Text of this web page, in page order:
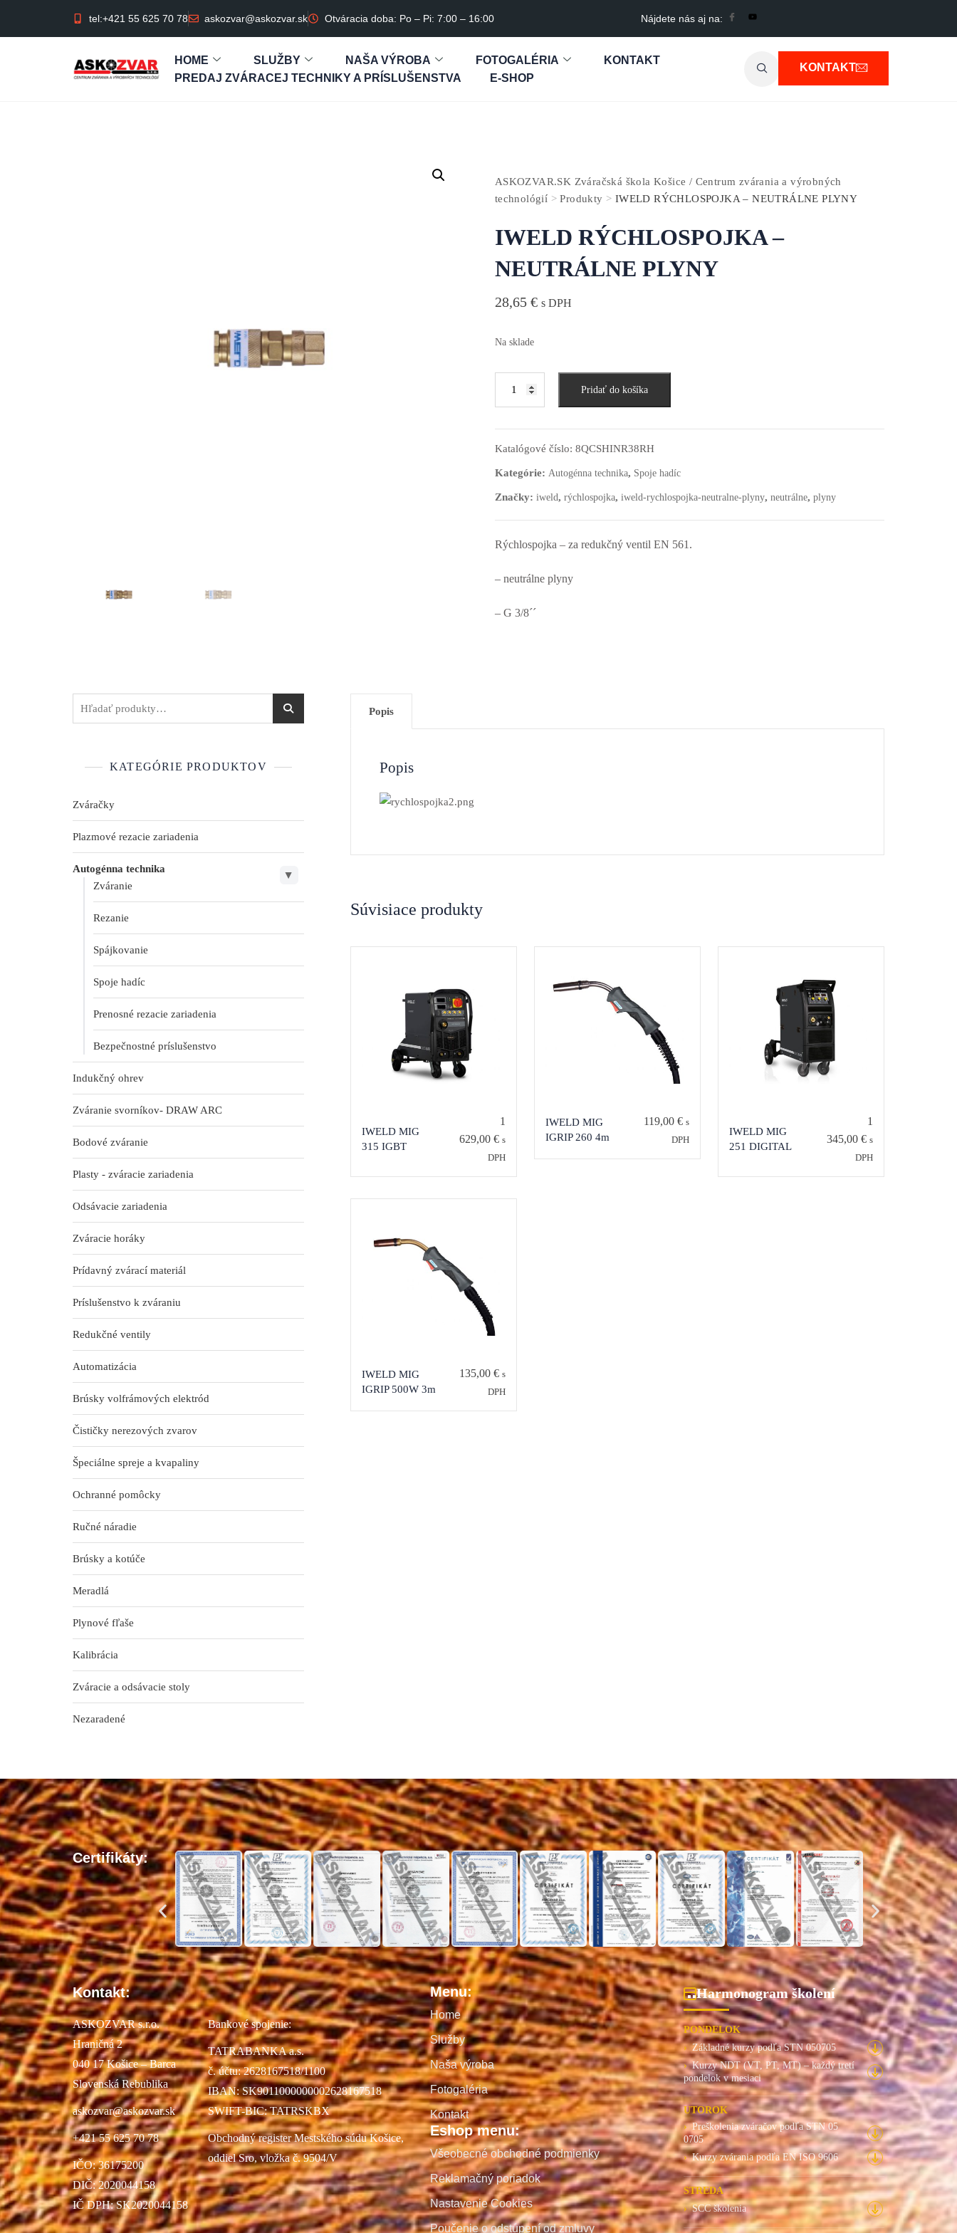
tel:+421 55 625 70 78 askozvar@askozvar.sk Otváracia doba: Po – Pi: 7:00 – 16:00 Nájdete nás aj na:
HOME SLUŽBY NAŠA VÝROBA FOTOGALÉRIA
KONTAKT
PREDAJ ZVÁRACEJ TECHNIKY A PRÍSLUŠENSTVA
E-SHOP
KONTAKT
ASKOZVAR.SK Zváračská škola Košice / Centrum zvárania a výrobných
technológií >Produkty > IWELD RÝCHLOSPOJKA – NEUTRÁLNE PLYNY
IWELD RÝCHLOSPOJKA –
NEUTRÁLNE PLYNY
28,65 € s DPH
Na sklade
Pridať do košíka
Katalógové číslo: 8QCSHINR38RH
Kategórie: Autogénna technika, Spoje hadíc
Značky: iweld, rýchlospojka, iweld-rychlospojka-neutralne-plyny, neutrálne, plyny
Rýchlospojka – za redukčný ventil EN 561.
– neutrálne plyny
– G 3/8´´
KATEGÓRIE PRODUKTOV
Zváračky
Plazmové rezacie zariadenia
▶
Autogénna technika
Zváranie
Rezanie
Spájkovanie
Spoje hadíc
Prenosné rezacie zariadenia
Bezpečnostné príslušenstvo
Indukčný ohrev
Zváranie svorníkov- DRAW ARC
Bodové zváranie
Plasty - zváracie zariadenia
Odsávacie zariadenia
Zváracie horáky
Prídavný zvárací materiál
Príslušenstvo k zváraniu
Redukčné ventily
Automatizácia
Brúsky volfrámových elektród
Čističky nerezových zvarov
Špeciálne spreje a kvapaliny
Ochranné pomôcky
Ručné náradie
Brúsky a kotúče
Meradlá
Plynové fľaše
Kalibrácia
Zváracie a odsávacie stoly
Nezaradené
Popis
Popis
Súvisiace produkty
IWELD MIG
315 IGBT
1
629,00 € s
DPH
IWELD MIG
IGRIP 260 4m
119,00 € s
DPH
IWELD MIG
251 DIGITAL
1
345,00 € s
DPH
IWELD MIG
IGRIP 500W 3m
135,00 € s
DPH
Certifikáty:
Kontakt:
ASKOZVAR s.r.o.
Hraničná 2
040 17 Košice – Barca
Slovenská Rebublika
askozvar@askozvar.sk
+421 55 625 70 78
IČO: 36175200
DIČ: 2020044158
IČ DPH: SK2020044158
Bankové spojenie:
TATRABANKA a.s.
č. účtu: 2628167518/1100
IBAN: SK9011000000002628167518
SWIFT-BIC: TATRSKBX
Obchodný register Mestského súdu Košice,
oddiel Sro, vložka č. 9504/V
Menu:
Home
Služby
Naša výroba
Fotogaléria
Kontakt
Eshop menu:
Všeobecné obchodné podmienky
Reklamačný poriadok
Nastavenie Cookies
Poučenie o odstúpení od zmluvy
Harmonogram školení
PONDELOK
Základné kurzy podľa STN 050705
Kurzy NDT (VT, PT, MT) – každý tretí
pondelok v mesiaci
UTOROK
Preškolenia zváračov podľa STN 05
0705
Kurzy zvárania podľa EN ISO 9606
STREDA
SCC školenia